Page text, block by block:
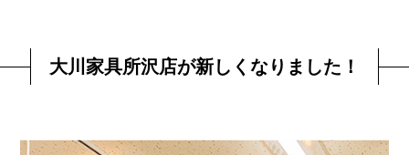
大川家具所沢店が新しくなりました！